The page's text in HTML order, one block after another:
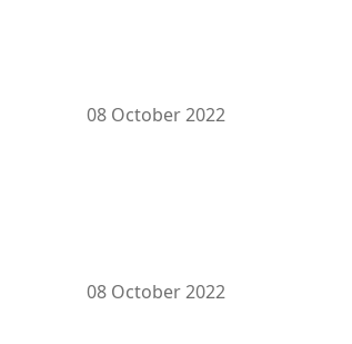
08 October 2022
08 October 2022